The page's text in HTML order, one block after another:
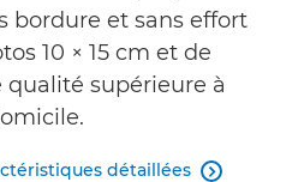
bordure et sans effort
10 × 15 cm et de
supérieure à
détaillées 